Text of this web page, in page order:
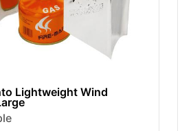
Lightweight Wind